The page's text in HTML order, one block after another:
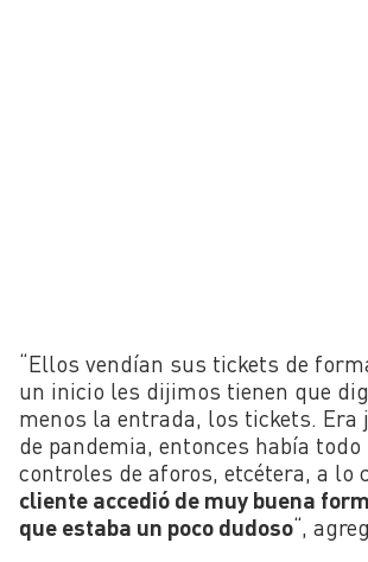
“Ellos vendían sus tickets de
un inicio les dijimos tienen que
menos la entrada, los tickets. Era
de pandemia, entonces había
controles de aforos, etcétera, a lo
cliente accedió de muy buena
que estaba un poco dudoso“,